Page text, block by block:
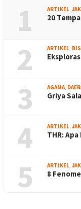
1 ARTIKEL
20
2 ARTIKEL
3 AGAMA
Griya
4 ARTIKEL
THR:
5 ARTIKEL
8